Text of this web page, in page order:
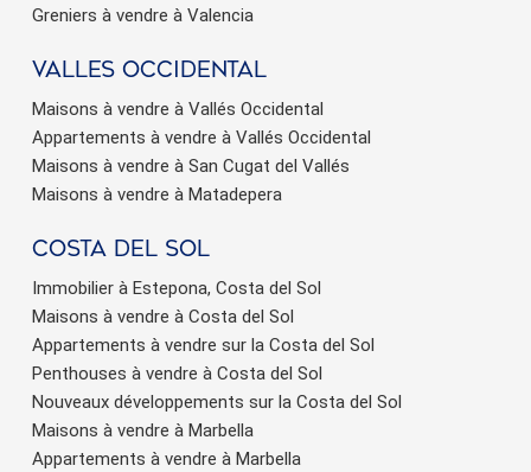
Greniers à vendre à Valencia
valles occidental
Maisons à vendre à Vallés Occidental
Appartements à vendre à Vallés Occidental
Maisons à vendre à San Cugat del Vallés
Maisons à vendre à Matadepera
Costa del sol
Immobilier à Estepona, Costa del Sol
Maisons à vendre à Costa del Sol
Appartements à vendre sur la Costa del Sol
Penthouses à vendre à Costa del Sol
Nouveaux développements sur la Costa del Sol
Maisons à vendre à Marbella
Appartements à vendre à Marbella
Enregistrer les paramètres